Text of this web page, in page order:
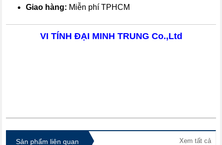
Giao hàng: Miễn phí TPHCM
VI TÍNH ĐẠI MINH TRUNG Co.,Ltd
Sản phẩm liên quan Xem tất cả